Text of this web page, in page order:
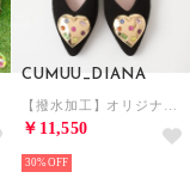
CUMUU_DIANA
￥11,550
30%